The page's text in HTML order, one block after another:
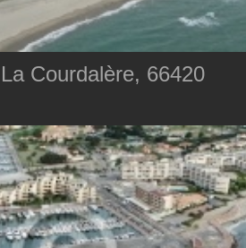
Courdalère, 66420